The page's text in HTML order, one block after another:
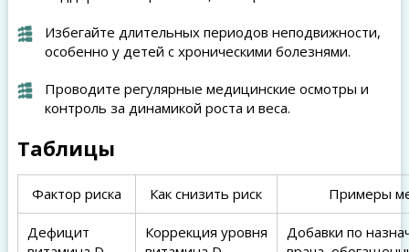
Избегайте длительных периодов неподвижности,
особенно у детей с хроническими болезнями.
Проводите регулярные медицинские осмотры и
контроль за динамикой роста и веса.
Таблицы
Фактор риска Как снизить риск Примеры
Дефицит
Коррекция уровня
Добавки по